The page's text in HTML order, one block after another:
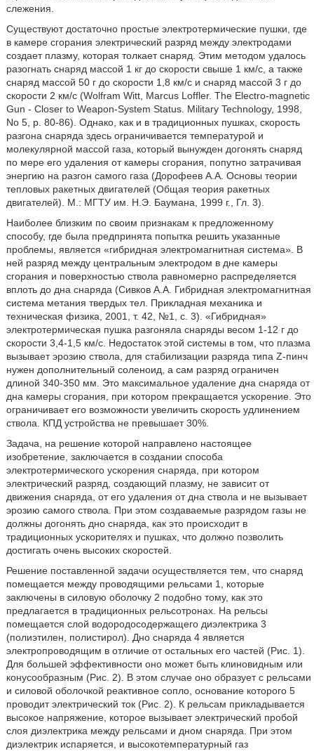
слежения.
Существуют достаточно простые электротермические пушки, где
в камере сгорания электрический разряд между электродами
создает плазму, которая толкает снаряд. Этим методом удалось
разогнать снаряд массой 1 кг до скорости свыше 1 км/с, а также
снаряд массой 50 г до скорости 1,8 км/с и снаряд массой 3 г до
скорости 2 км/с (Wolfram Witt, Marcus Loffler. The Electro-magnetic
Gun - Closer to Weapon-System Status. Military Technology, 1998,
No 5, p. 80-86). Однако, как и в традиционных пушках, скорость
разгона снаряда здесь ограничивается температурой и
молекулярной массой газа, который вынужден догонять снаряд
по мере его удаления от камеры сгорания, попутно затрачивая
энергию на разгон самого газа (Дорофеев А.А. Основы теории
тепловых ракетных двигателей (Общая теория ракетных
двигателей). М.: МГТУ им. Н.Э. Баумана, 1999 г., Гл. 3).
Наиболее близким по своим признакам к предложенному
способу, где была предпринята попытка решить указанные
проблемы, является «гибридная электромагнитная система». В
ней разряд между центральным электродом в дне камеры
сгорания и поверхностью ствола равномерно распределяется
вплоть до дна снаряда (Сивков А.А. Гибридная электромагнитная
система метания твердых тел. Прикладная механика и
техническая физика, 2001, т. 42, №1, с. 3). «Гибридная»
электротермическая пушка разгоняла снаряды весом 1-12 г до
скорости 3,4-1,5 км/с. Недостаток этой системы в том, что плазма
вызывает эрозию ствола, для стабилизации разряда типа Z-пинч
нужен дополнительный соленоид, а сам разряд ограничен
длиной 340-350 мм. Это максимальное удаление дна снаряда от
дна камеры сгорания, при котором прекращается ускорение. Это
ограничивает его возможности увеличить скорость удлинением
ствола. КПД устройства не превышает 30%.
Задача, на решение которой направлено настоящее
изобретение, заключается в создании способа
электротермического ускорения снаряда, при котором
электрический разряд, создающий плазму, не зависит от
движения снаряда, от его удаления от дна ствола и не вызывает
эрозию самого ствола. При этом создаваемые разрядом газы не
должны догонять дно снаряда, как это происходит в
традиционных ускорителях и пушках, что должно позволить
достигать очень высоких скоростей.
Решение поставленной задачи осуществляется тем, что снаряд
помещается между проводящими рельсами 1, которые
заключены в силовую оболочку 2 подобно тому, как это
предлагается в традиционных рельсотронах. На рельсы
помещается слой водородосодержащего диэлектрика 3
(полиэтилен, полистирол). Дно снаряда 4 является
электропроводящим в отличие от остальных его частей (Рис. 1).
Для большей эффективности оно может быть клиновидным или
конусообразным (Рис. 2). В этом случае оно образует с рельсами
и силовой оболочкой реактивное сопло, основание которого 5
проводит электрический ток (Рис. 2). К рельсам прикладывается
высокое напряжение, которое вызывает электрический пробой
слоя диэлектрика между рельсами и дном снаряда. При этом
диэлектрик испаряется, и высокотемпературный газ